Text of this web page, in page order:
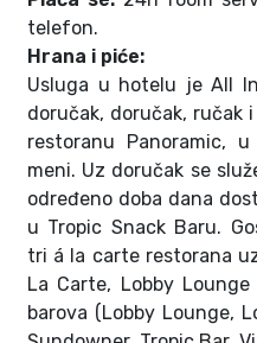
telefon.
Hrana i piće:
Usluga u hotelu je All
doručak, doručak, ručak
restoranu Panoramic,
meni. Uz doručak se
određeno doba dana
u Tropic Snack Baru.
tri á la carte restorana
La Carte, Lobby
barova (Lobby Lounge,